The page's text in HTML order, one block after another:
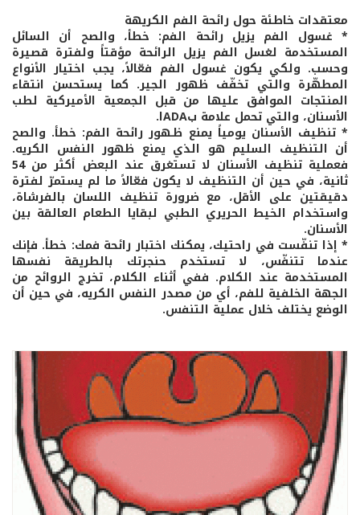
معتقدات خاطئة حول رائحة الفم الكريهة
* غسول الفم يزيل رائحة الفم: خطأ، والصح أن السائل
المستخدمة لغسل الفم يزيل الرائحة مؤقتاً ولفترة قصيرة
وحسب. ولكي يكون غسول الفم فعّالاً، يجب اختيار الأنواع
المطهّرة والتي تخفّف ظهور الجير. كما يستحسن انتقاء
المنتجات الموافق عليها من قبل الجمعية الأميركية لطب
الأسنان، والتي تحمل علامة بADAا.
* تنظيف الأسنان يومياً يمنع ظـهور رائحة الفم: خطأ. والصح
أن التنظيف السليم هو الذي يمنع ظهور النفس الكريه.
فعملية تنظيف الأسنان لا تستغرق عند البعض أكثر من 54
ثانية، في حين أن التنظيف لا يكون فعّالاً ما لم يستمرّ لفترة
دقيقتين على الأقل، مع ضرورة تنظيف اللسان بالفرشاة،
واستخدام الخيط الحريري الطبي لبقايا الطعام العالقة بين
الأسنان.
* إذا تنفّست في راحتيك، يمكنك اختبار رائحة فمك: خطأ. فإنك
عندما تتنفّس، لا تستخدم حنجرتك بالطريقة نفسها
المستخدمة عند الكلام. ففي أثناء الكلام، تخرج الروائح من
الجهة الخلفية للفم، أي من مصدر النفس الكريه، في حين أن
الوضع يختلف خلال عملية التنفس.